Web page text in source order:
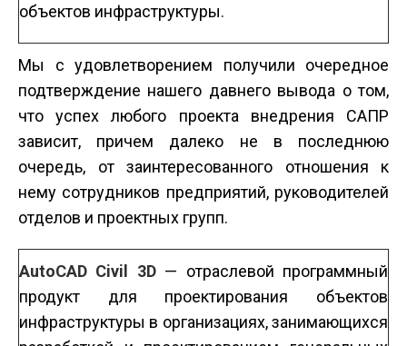
объектов инфраструктуры.
Мы с удовлетворением получили очередное
подтверждение нашего давнего вывода о том,
что успех любого проекта внедрения САПР
зависит, причем далеко не в последнюю
очередь, от заинтересованного отношения к
нему сотрудников предприятий, руководителей
отделов и проектных групп.
AutoCAD Civil 3D— отраслевой программный
продукт для проектирования объектов
инфраструктуры в организациях, занимающихся